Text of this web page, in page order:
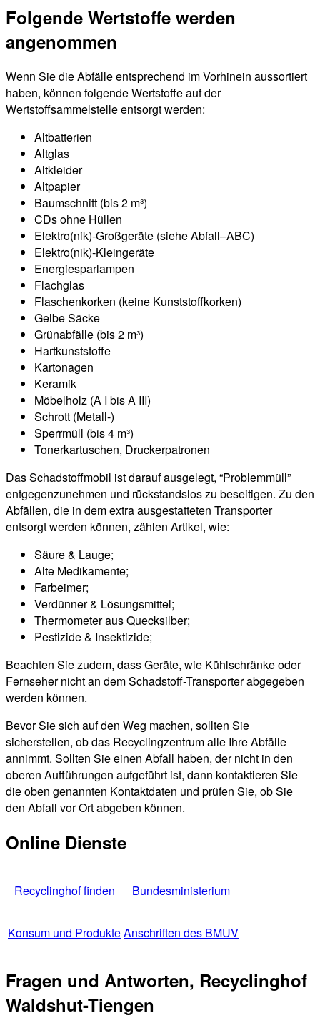
Folgende Wertstoffe werden
angenommen
Wenn Sie die Abfälle entsprechend im Vorhinein aussortiert
haben, können folgende Wertstoffe auf der
Wertstoffsammelstelle entsorgt werden:
Altbatterien
Altglas
Altkleider
Altpapier
Baumschnitt (bis 2 m³)
CDs ohne Hüllen
Elektro(nik)-Großgeräte (siehe Abfall–ABC)
Elektro(nik)-Kleingeräte
Energiesparlampen
Flachglas
Flaschenkorken (keine Kunststoffkorken)
Gelbe Säcke
Grünabfälle (bis 2 m³)
Hartkunststoffe
Kartonagen
Keramik
Möbelholz (A I bis A III)
Schrott (Metall-)
Sperrmüll (bis 4 m³)
Tonerkartuschen, Druckerpatronen
Das Schadstoffmobil ist darauf ausgelegt, “Problemmüll”
entgegenzunehmen und rückstandslos zu beseitigen. Zu den
Abfällen, die in dem extra ausgestatteten Transporter
entsorgt werden können, zählen Artikel, wie:
Säure & Lauge;
Alte Medikamente;
Farbeimer;
Verdünner & Lösungsmittel;
Thermometer aus Quecksilber;
Pestizide & Insektizide;
Beachten Sie zudem, dass Geräte, wie Kühlschränke oder
Fernseher nicht an dem Schadstoff-Transporter abgegeben
werden können.
Bevor Sie sich auf den Weg machen, sollten Sie
sicherstellen, ob das Recyclingzentrum alle Ihre Abfälle
annimmt. Sollten Sie einen Abfall haben, der nicht in den
oberen Aufführungen aufgeführt ist, dann kontaktieren Sie
die oben genannten Kontaktdaten und prüfen Sie, ob Sie
den Abfall vor Ort abgeben können.
Online Dienste
Recyclinghof finden Bundesministerium
Konsum und ProdukteAnschriften des BMUV
Fragen und Antworten, Recyclinghof
Waldshut-Tiengen